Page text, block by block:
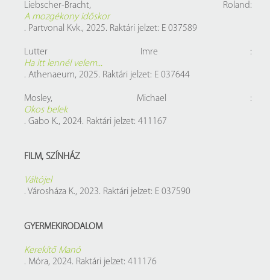
Liebscher-Bracht, Roland:
A mozgékony időskor
. Partvonal Kvk., 2025. Raktári jelzet: E 037589
Lutter Imre :
Ha itt lennél velem...
. Athenaeum, 2025. Raktári jelzet: E 037644
Mosley, Michael :
Okos belek
. Gabo K., 2024. Raktári jelzet: 411167
FILM, SZÍNHÁZ
Váltójel
. Városháza K., 2023. Raktári jelzet: E 037590
GYERMEKIRODALOM
Kerekítő Manó
. Móra, 2024. Raktári jelzet: 411176